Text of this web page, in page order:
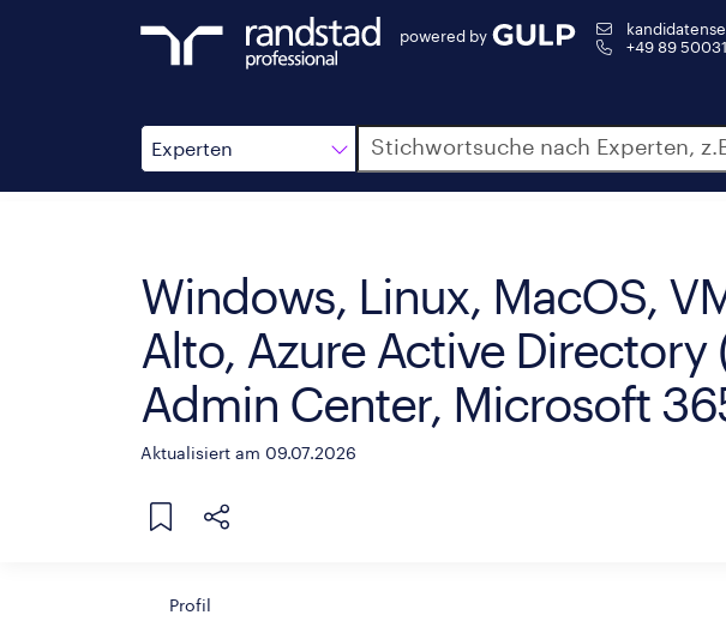
powered by
+49 89
Experten
Suche
Windows, Linux, MacOS,
Alto, Azure Active Directory
Admin Center, Microsoft
Aktualisiert am 09.07.2026
Profil